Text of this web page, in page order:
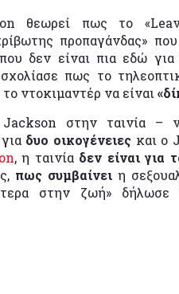
θεωρεί πως το
προπαγάνδας»
δεν είναι πια εδώ για
σχολίασε πως το
ντοκιμαντέρ να είναι
Jackson στην ταινία
δυο οικογένειες και ο
, η ταινία δεν είναι για
πως συμβαίνει η
στην ζωή»